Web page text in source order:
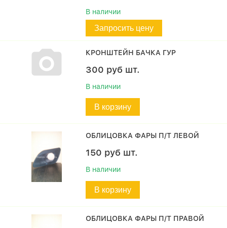
В наличии
Запросить цену
КРОНШТЕЙН БАЧКА ГУР
300 руб шт.
В наличии
В корзину
ОБЛИЦОВКА ФАРЫ П/Т ЛЕВОЙ
150 руб шт.
В наличии
В корзину
ОБЛИЦОВКА ФАРЫ П/Т ПРАВОЙ